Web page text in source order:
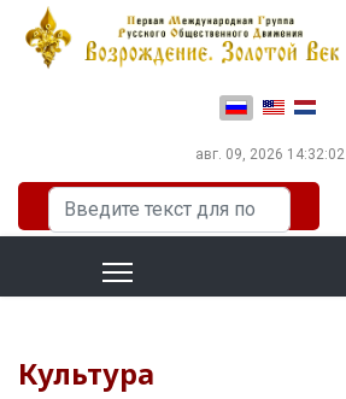
Выберите язык
авг. 09, 2026 14:32:03
Искать...
Культура